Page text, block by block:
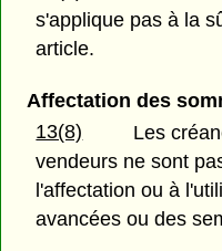
s'applique pas à la
article.
Affectation des
13(8)
Les
vendeurs ne sont
l'affectation ou à
avancées ou des